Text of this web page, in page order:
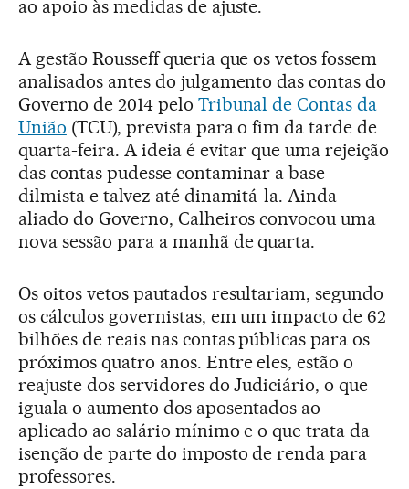
ao apoio às medidas de ajuste.
A gestão Rousseff queria que os vetos fossem
analisados antes do julgamento das contas do
Governo de 2014 pelo Tribunal de Contas da
União (TCU), prevista para o fim da tarde de
quarta-feira. A ideia é evitar que uma rejeição
das contas pudesse contaminar a base
dilmista e talvez até dinamitá-la. Ainda
aliado do Governo, Calheiros convocou uma
nova sessão para a manhã de quarta.
Os oitos vetos pautados resultariam, segundo
os cálculos governistas, em um impacto de 62
bilhões de reais nas contas públicas para os
próximos quatro anos. Entre eles, estão o
reajuste dos servidores do Judiciário, o que
iguala o aumento dos aposentados ao
aplicado ao salário mínimo e o que trata da
isenção de parte do imposto de renda para
professores.